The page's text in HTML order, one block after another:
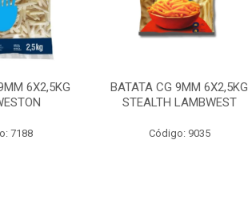
6X2,5KG
7188
BATATA CG 9MM 6X2,5KG
STEALTH LAMBWEST
Código: 9035